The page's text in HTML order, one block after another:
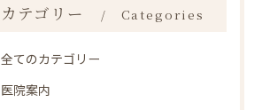
カテゴリー Categories
全てのカテゴリー
医院案内